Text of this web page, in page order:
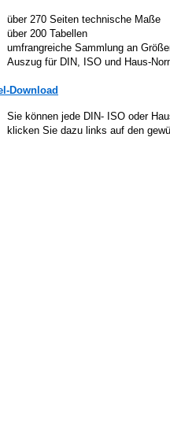
über 270 Seiten technische Maße
über 200 Tabellen
umfrangreiche Sammlung an
Auszug für DIN, ISO und Haus-
Download
Sie können jede DIN- ISO oder
klicken Sie dazu links auf den